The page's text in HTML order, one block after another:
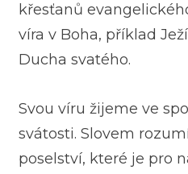
křesťanů
víra v Boha, příklad
Ducha svatého.
Svou víru žijeme ve
svátosti. Slovem
poselství, které je pro